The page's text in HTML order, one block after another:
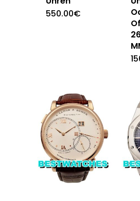
550.00€